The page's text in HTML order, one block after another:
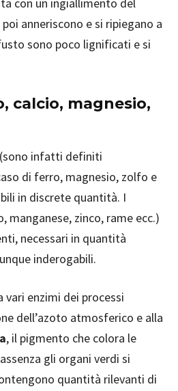
anneriscono e si ripiegano a
sono poco lignificati e si
calcio, magnesio,
infatti definiti
di ferro, magnesio, zolfo e
in discrete quantità. I
manganese, zinco, rame ecc.)
necessari in quantità
inderogabili.
vari enzimi dei processi
dell’azoto atmosferico e alla
, il pigmento che colora le
gli organi verdi si
quantità rilevanti di